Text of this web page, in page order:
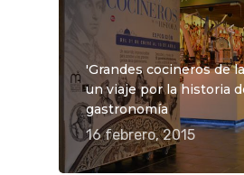
'Grandes cocineros de
un viaje por la historia
gastronomía
16 febrero, 2015